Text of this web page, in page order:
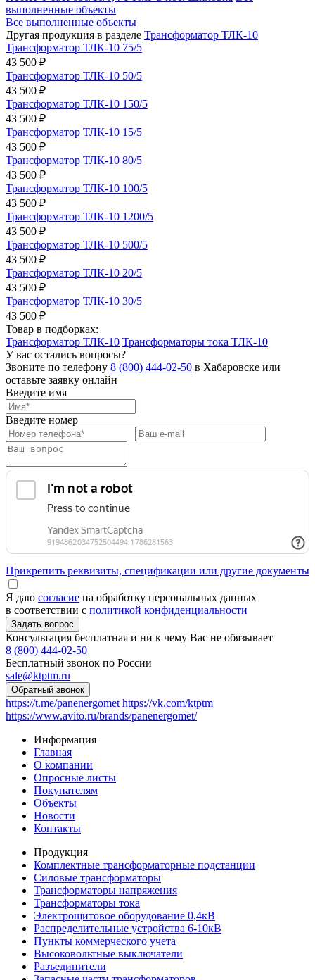
выполненные объекты
Все выполненные объекты
Другая продукция в разделе Трансформатор ТЛК-10
Трансформатор ТЛК-10 75/5
43 500 ₽
Трансформатор ТЛК-10 50/5
43 500 ₽
Трансформатор ТЛК-10 150/5
43 500 ₽
Трансформатор ТЛК-10 15/5
43 500 ₽
Трансформатор ТЛК-10 80/5
43 500 ₽
Трансформатор ТЛК-10 100/5
43 500 ₽
Трансформатор ТЛК-10 1200/5
43 500 ₽
Трансформатор ТЛК-10 500/5
43 500 ₽
Трансформатор ТЛК-10 20/5
43 500 ₽
Трансформатор ТЛК-10 30/5
43 500 ₽
Товар в подборках:
Трансформатор ТЛК-10 Трансформаторы тока ТЛК-10
У вас остались вопросы?
Звоните по телефону 8 (800) 444-02-50 в Хабаровске или
оставьте заявку онлайн
Введите имя
Введите номер
Прикрепить реквизиты, спецификации или другие документы
Я даю согласие на обработку персональных данных
в соответствии с политикой конфиденциальности
Консультация бесплатная и ни к чему Вас не обязывает
8 (800) 444-02-50
Бесплатный звонок по России
sale@ktptm.ru
https://t.me/panenergomet https://vk.com/ktptm
https://www.avito.ru/brands/panenergomet/
Информация
Главная
О компании
Опросные листы
Покупателям
Объекты
Новости
Контакты
Продукция
Комплектные трансформаторные подстанции
Силовые трансформаторы
Трансформаторы напряжения
Трансформаторы тока
Электрощитовое оборудование 0,4кВ
Распределительные устройства 6-10кВ
Пункты коммерческого учета
Высоковольтные выключатели
Разъединители